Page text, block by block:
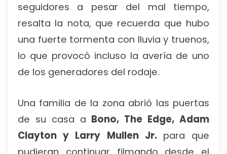
seguidores a pesar del mal tiempo,
resalta la nota, que recuerda que hubo
una fuerte tormenta con lluvia y truenos,
lo que provocó incluso la avería de uno
de los generadores del rodaje.
Una familia de la zona abrió las puertas
de su casa a Bono, The Edge, Adam
Clayton y Larry Mullen Jr. para que